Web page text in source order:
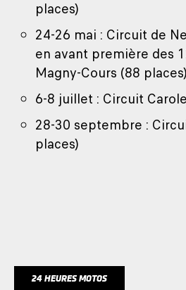
places)
24-26 mai : Circuit de
en avant première des
Magny-Cours (88 places)
6-8 juillet : Circuit
28-30 septembre :
places)
24 HEURES MOTOS